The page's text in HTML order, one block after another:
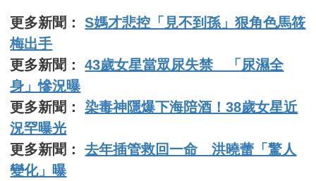
更多新聞：S媽才悲控「見不到孫」狠角色馬筱
梅出手
更多新聞：43歲女星當眾尿失禁 「尿濕全
身」慘況曝
更多新聞：染毒神隱爆下海陪酒！38歲女星近
況罕曝光
更多新聞：去年插管救回一命 洪曉蕾「驚人
變化」曝